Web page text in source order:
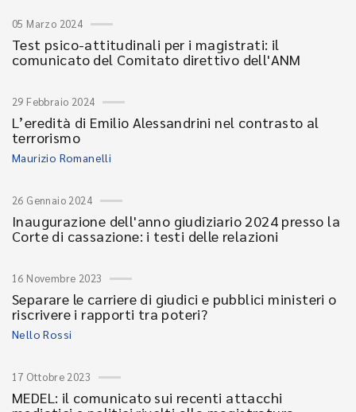
05 Marzo 2024
Test psico-attitudinali per i magistrati: il
comunicato del Comitato direttivo dell'ANM
29 Febbraio 2024
L’eredità di Emilio Alessandrini nel contrasto al
terrorismo
Maurizio Romanelli
26 Gennaio 2024
Inaugurazione dell'anno giudiziario 2024 presso la
Corte di cassazione: i testi delle relazioni
16 Novembre 2023
Separare le carriere di giudici e pubblici ministeri o
riscrivere i rapporti tra poteri?
Nello Rossi
17 Ottobre 2023
MEDEL: il comunicato sui recenti attacchi